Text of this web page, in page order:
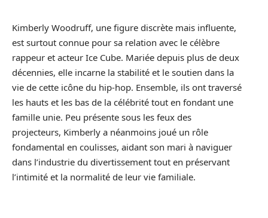
Kimberly Woodruff, une figure discrète mais influente,
est surtout connue pour sa relation avec le célèbre
rappeur et acteur Ice Cube. Mariée depuis plus de deux
décennies, elle incarne la stabilité et le soutien dans la
vie de cette icône du hip-hop. Ensemble, ils ont traversé
les hauts et les bas de la célébrité tout en fondant une
famille unie. Peu présente sous les feux des
projecteurs, Kimberly a néanmoins joué un rôle
fondamental en coulisses, aidant son mari à naviguer
dans l’industrie du divertissement tout en préservant
l’intimité et la normalité de leur vie familiale.